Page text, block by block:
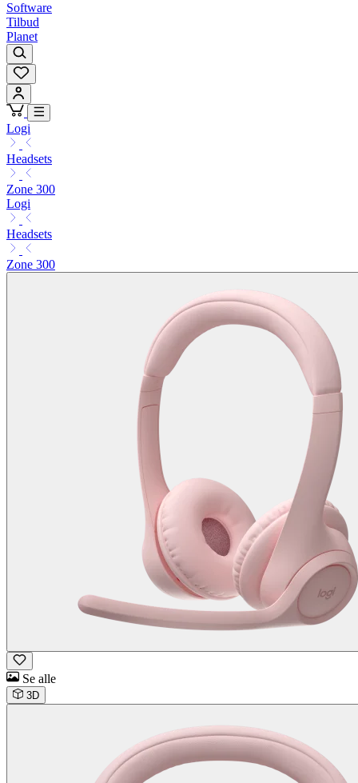
Software
Tilbud
Planet
Logi
Headsets
Zone 300
Logi
Headsets
Zone 300
Se alle
3D